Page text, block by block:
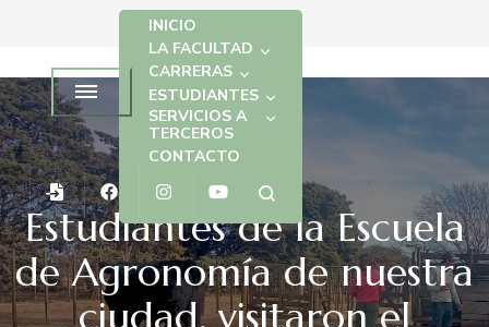
INICIO
LA FACULTAD
CARRERAS
ESTUDIANTES
SERVICIOS A
TERCEROS
CONTACTO
NOTICIAS
Estudiantes de la Escuela
de Agronomía de nuestra
ciudad, visitaron el